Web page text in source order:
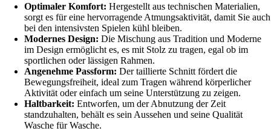
Optimaler Komfort: Hergestellt aus technischen Materialien,
sorgt es für eine hervorragende Atmungsaktivität, damit Sie auch
bei den intensivsten Spielen kühl bleiben.
Modernes Design: Die Mischung aus Tradition und Moderne
im Design ermöglicht es, es mit Stolz zu tragen, egal ob im
sportlichen oder lässigen Rahmen.
Angenehme Passform: Der taillierte Schnitt fördert die
Bewegungsfreiheit, ideal zum Tragen während körperlicher
Aktivität oder einfach um seine Unterstützung zu zeigen.
Haltbarkeit: Entworfen, um der Abnutzung der Zeit
standzuhalten, behält es sein Aussehen und seine Qualität
Wasche für Wasche.